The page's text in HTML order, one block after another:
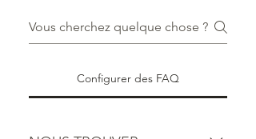
Configurer des FAQ